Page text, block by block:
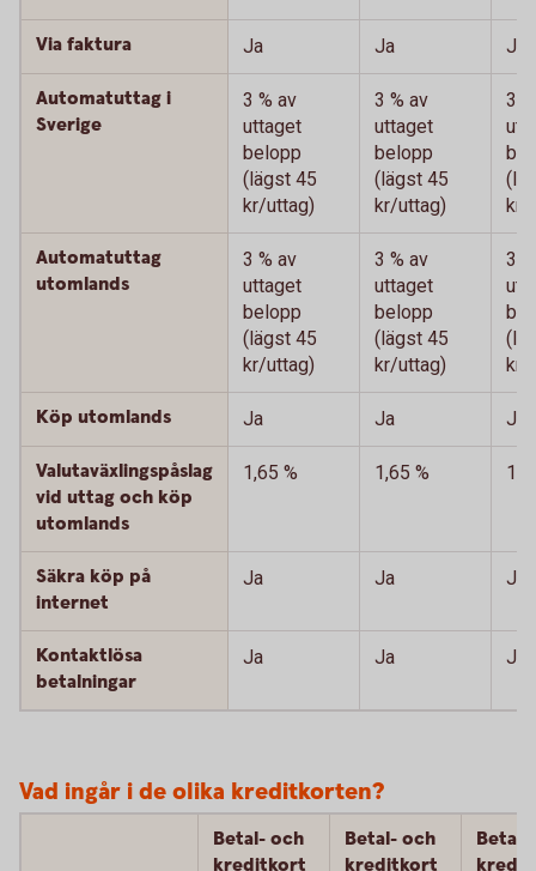
Via faktura Ja Ja Ja
Automatuttag i
Sverige
3 % av
uttaget
belopp
(lägst 45
kr/uttag)
3 % av
uttaget
belopp
(lägst 45
kr/uttag)
3
kr/
Automatuttag
utomlands
3 % av
uttaget
belopp
(lägst 45
kr/uttag)
3 % av
uttaget
belopp
(lägst 45
kr/uttag)
3
kr/
Köp utomlands Ja Ja Ja
Valutaväxlingspåslag
vid uttag och köp
utomlands
1,65 % 1,65 %
Säkra köp på
internet
Ja Ja Ja
Kontaktlösa
betalningar
Ja Ja Ja
Vad ingår i de olika kreditkorten?
Betal- och
kreditkort
Betal- och
kreditkort
Betal-